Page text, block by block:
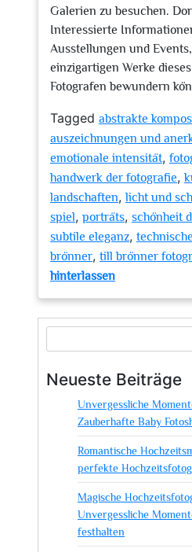
Galerien zu besuchen.
Interessierte
Ausstellungen und
einzigartigen Werke
Fotografen bewundern
Tagged abstrakte
auszeichnungen und
emotionale intensität,
handwerk der fotografie,
landschaften,licht und
spiel, porträts, schönheit
subtile eleganz,
brönner, till brönner
hinterlassenzu
mit
Licht
Schatten:
Die
Welt
von
Till
Brönner
Fotograf
Neueste Beiträge
Unvergessliche
Zauberhafte Baby
Romantische
perfekte
Magische
Unvergessliche
festhalten